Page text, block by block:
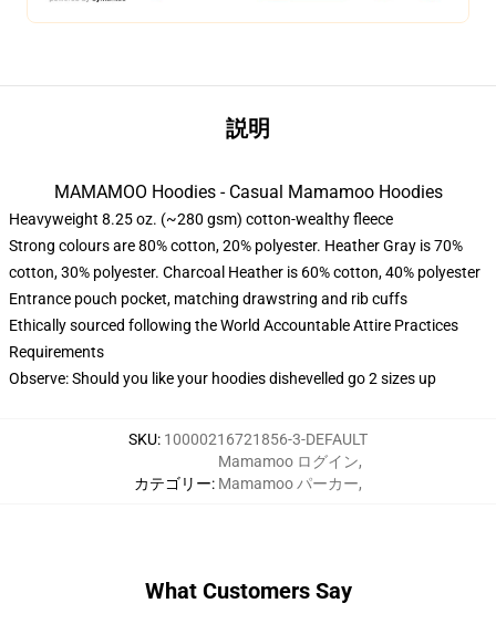
説明
MAMAMOO Hoodies - Casual Mamamoo Hoodies
Heavyweight 8.25 oz. (~280 gsm) cotton-wealthy fleece
Strong colours are 80% cotton, 20% polyester. Heather Gray is 70%
cotton, 30% polyester. Charcoal Heather is 60% cotton, 40% polyester
Entrance pouch pocket, matching drawstring and rib cuffs
Ethically sourced following the World Accountable Attire Practices
Requirements
Observe: Should you like your hoodies dishevelled go 2 sizes up
SKU: 10000216721856-3-DEFAULT
カテゴリー:
Mamamoo ログイン,
Mamamoo パーカー,
What Customers Say